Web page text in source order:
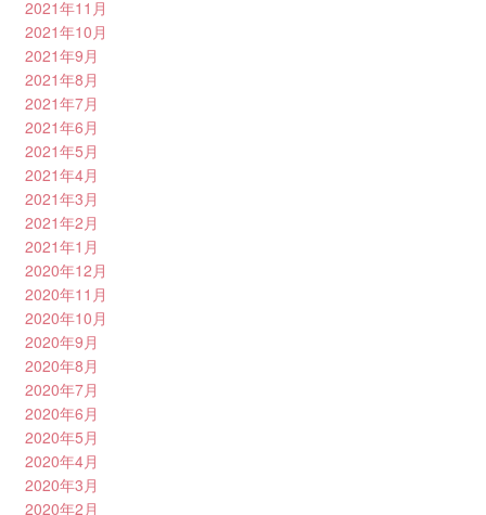
2021年11月
2021年10月
2021年9月
2021年8月
2021年7月
2021年6月
2021年5月
2021年4月
2021年3月
2021年2月
2021年1月
2020年12月
2020年11月
2020年10月
2020年9月
2020年8月
2020年7月
2020年6月
2020年5月
2020年4月
2020年3月
2020年2月